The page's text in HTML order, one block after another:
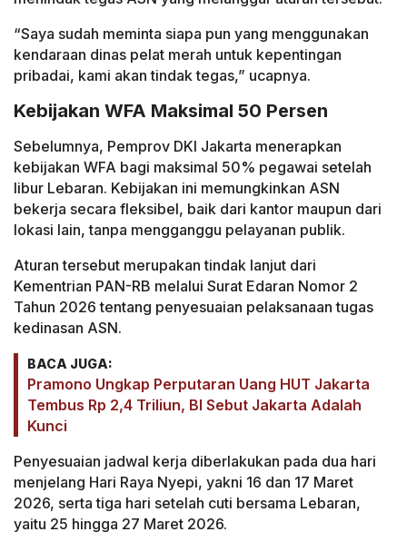
“Saya sudah meminta siapa pun yang menggunakan
kendaraan dinas pelat merah untuk kepentingan
pribadai, kami akan tindak tegas,” ucapnya.
Kebijakan WFA Maksimal 50 Persen
Sebelumnya, Pemprov DKI Jakarta menerapkan
kebijakan WFA bagi maksimal 50% pegawai setelah
libur Lebaran. Kebijakan ini memungkinkan ASN
bekerja secara fleksibel, baik dari kantor maupun dari
lokasi lain, tanpa mengganggu pelayanan publik.
Aturan tersebut merupakan tindak lanjut dari
Kementrian PAN-RB melalui Surat Edaran Nomor 2
Tahun 2026 tentang penyesuaian pelaksanaan tugas
kedinasan ASN.
BACA JUGA:
Pramono Ungkap Perputaran Uang HUT Jakarta
Tembus Rp 2,4 Triliun, BI Sebut Jakarta Adalah
Kunci
Penyesuaian jadwal kerja diberlakukan pada dua hari
menjelang Hari Raya Nyepi, yakni 16 dan 17 Maret
2026, serta tiga hari setelah cuti bersama Lebaran,
yaitu 25 hingga 27 Maret 2026.